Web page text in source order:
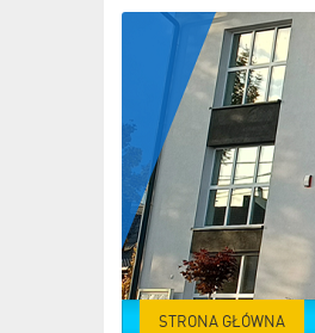
STRONA GŁÓWNA